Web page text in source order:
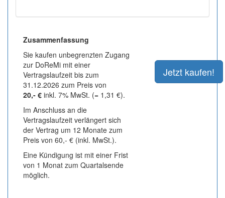
Zusammenfassung
Sie kaufen unbegrenzten Zugang
zur DoReMi mit einer
Vertragslaufzeit bis zum
31.12.2026 zum Preis von
20,- € inkl. 7% MwSt. (= 1,31 €).
Im Anschluss an die
Vertragslaufzeit verlängert sich
der Vertrag um 12 Monate zum
Preis von 60,- € (inkl. MwSt.).
Eine Kündigung ist mit einer Frist
von 1 Monat zum Quartalsende
möglich.